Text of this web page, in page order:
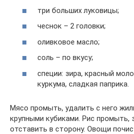
три больших луковицы;
чеснок – 2 головки;
оливковое масло;
соль – по вкусу;
специи: зира, красный
куркума, сладкая паприка.
Мясо промыть, удалить с него
крупными кубиками. Рис промыть,
отставить в сторону. Овощи